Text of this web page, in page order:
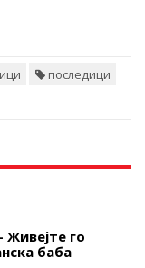
последици
го
баба